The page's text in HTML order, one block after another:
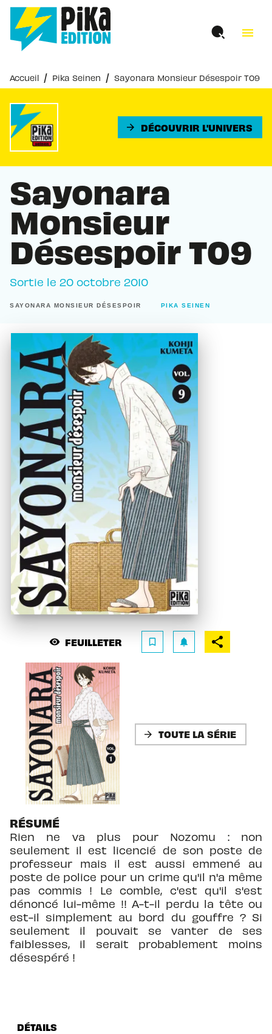
MENU RECHERCHE
PIED DE PAGE
menu
Accueil / Pika Seinen / Sayonara Monsieur Désespoir T09
arrow_forward DÉCOUVRIR L'UNIVERS
Sayonara
Monsieur
Désespoir T09
Sortie le 20 octobre 2010
SAYONARA MONSIEUR DÉSESPOIR PIKA SEINEN
visibility FEUILLETER bookmark_border notifications
arrow_forward TOUTE LA SÉRIE
RÉSUMÉ
Rien ne va plus pour Nozomu : non
seulement il est licencié de son poste de
professeur mais il est aussi emmené au
poste de police pour un crime qu'il n'a même
pas commis ! Le comble, c'est qu'il s'est
dénoncé lui-même !! A-t-il perdu la tête ou
est-il simplement au bord du gouffre ? Si
seulement il pouvait se vanter de ses
faiblesses, il serait probablement moins
désespéré !
DÉTAILS